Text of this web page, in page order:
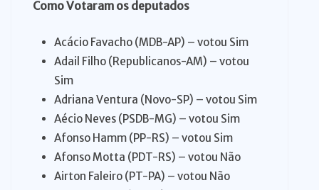
Como Votaram os deputados
Acácio Favacho (MDB-AP) – votou Sim
Adail Filho (Republicanos-AM) – votou
Sim
Adriana Ventura (Novo-SP) – votou Sim
Aécio Neves (PSDB-MG) – votou Sim
Afonso Hamm (PP-RS) – votou Sim
Afonso Motta (PDT-RS) – votou Não
Airton Faleiro (PT-PA) – votou Não